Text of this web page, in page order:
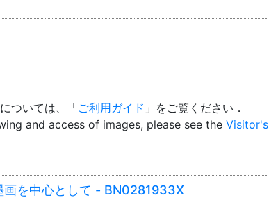
ついては、「ご利用ガイド 」をご覧ください．
and access of images, please see the Visitor's
画を中心として - BN0281933X